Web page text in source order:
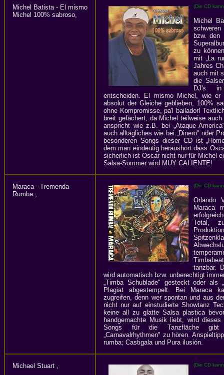
Michel Batista - El mismo
Michel 100% sabroso,
(Die CD
Michel
schweren
bzw. den
zu
mit „La
Jahres
auch mit
die
DJ's
entscheiden. El mismo Michel, wie
absolut der Gleiche geblieben, 100%
ohne Kompromisse, pa'l bailador!
breit gefächert, da Michel teilweise
anspricht wie z.B. bei „Ataque
auch alltägliches wie bei „Dinero" oder
besonderen Songs dieser CD ist
dem man eindeutig heraushört dass
sicherlich ist Oscar nicht nur für Michel
Salsa-Sommer wird MUY CALIENTE!
Maraca - Tremenda
Rumba ,
(Die CD
Orlando
Maraca
Total,
tanzbar.
wird automatisch bzw. unberechtigt
„Timba Schublade" gesteckt oder als
Plagiat abgestempelt. Bei Maraca
zugreifen, denn wer spontan und aus
nicht nur auf einstudierte Showtanz
keine all zu glatte Salsa plastica
handgemachte Musik liebt, wird
Songs für die Tanzfläche gibt
„Carnavalrhythmen" zu hören.
rumba; Castigala und Pura ilusión.
Michael Stuart , (Die CD